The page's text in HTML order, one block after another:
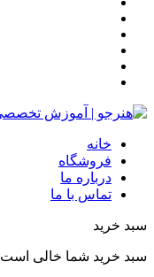
خانه
فروشگاه
درباره ما
تماس با ما
سبد خرید
سبد خرید شما خالی